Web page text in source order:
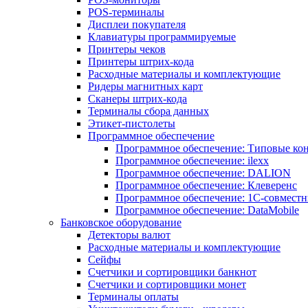
POS-терминалы
Дисплеи покупателя
Клавиатуры программируемые
Принтеры чеков
Принтеры штрих-кода
Расходные материалы и комплектующие
Ридеры магнитных карт
Сканеры штрих-кода
Терминалы сбора данных
Этикет-пистолеты
Программное обеспечение
Программное обеспечение: Типовые
Программное обеспечение: ilexx
Программное обеспечение: DALION
Программное обеспечение: Клеверенс
Программное обеспечение: 1С-
Программное обеспечение: DataMobile
Банковское оборудование
Детекторы валют
Расходные материалы и комплектующие
Сейфы
Счетчики и сортировщики банкнот
Счетчики и сортировщики монет
Терминалы оплаты